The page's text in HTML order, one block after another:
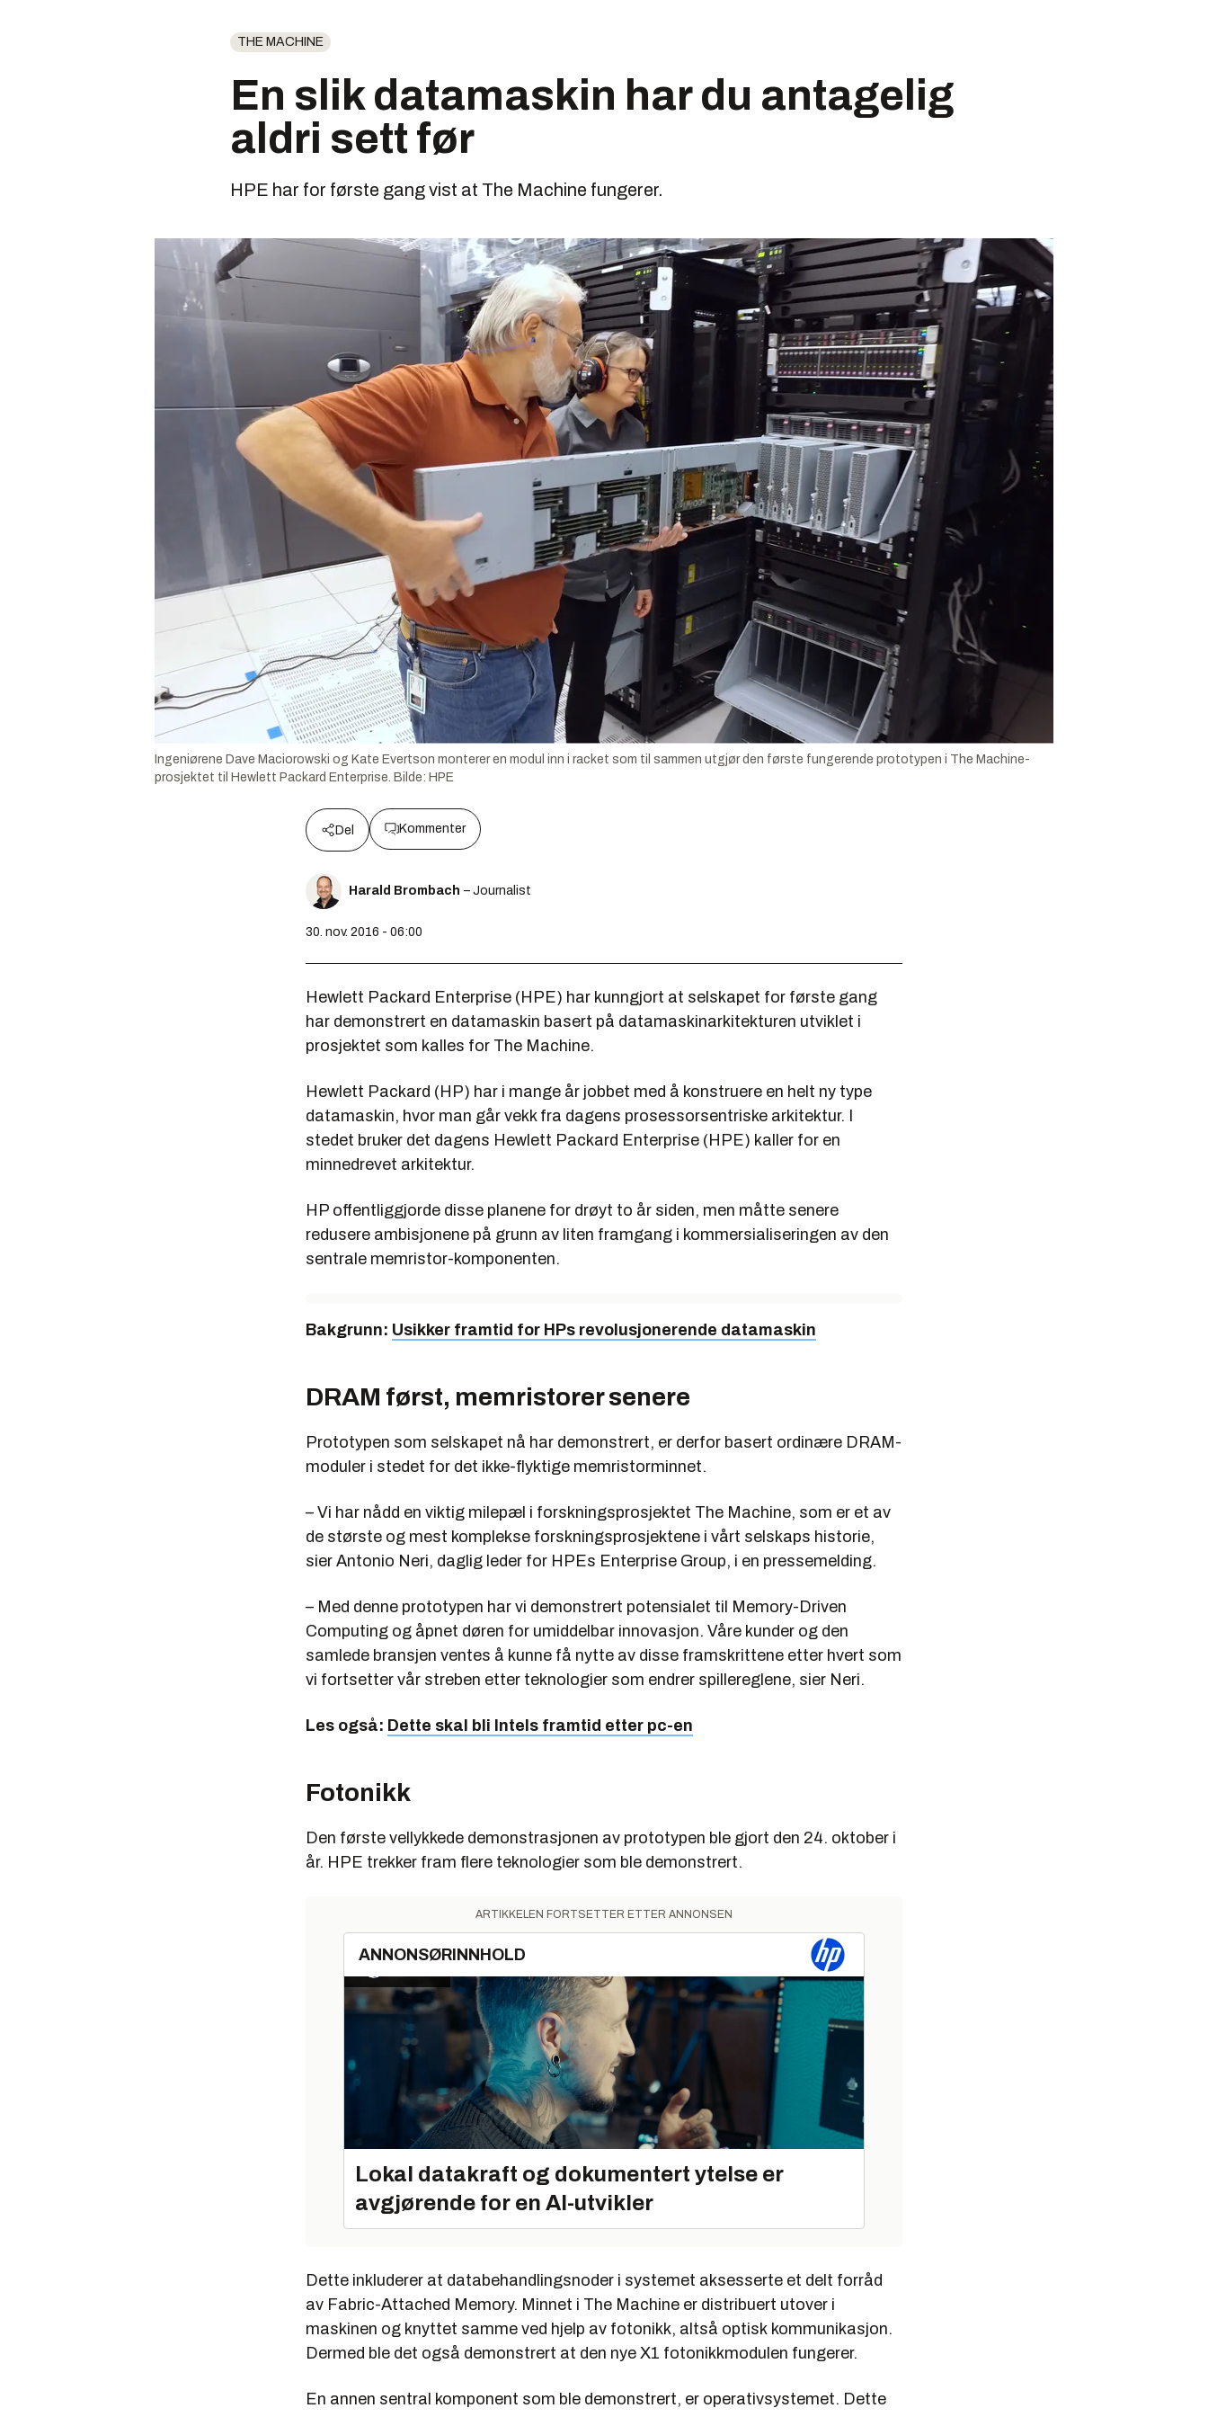
THE MACHINE
En slik datamaskin har du antagelig
aldri sett før
HPE har for første gang vist at The Machine fungerer.
Ingeniørene Dave Maciorowski og Kate Evertson monterer en modul inn i racket som til sammen utgjør den første fungerende prototypen i The Machine-
prosjektet til Hewlett Packard Enterprise. Bilde: HPE
Del Kommenter
Harald Brombach – Journalist
30. nov. 2016 - 06:00
Hewlett Packard Enterprise (HPE) har kunngjort at selskapet for første gang
har demonstrert en datamaskin basert på datamaskinarkitekturen utviklet i
prosjektet som kalles for The Machine.
Hewlett Packard (HP) har i mange år jobbet med å konstruere en helt ny type
datamaskin, hvor man går vekk fra dagens prosessorsentriske arkitektur. I
stedet bruker det dagens Hewlett Packard Enterprise (HPE) kaller for en
minnedrevet arkitektur.
HP offentliggjorde disse planene for drøyt to år siden, men måtte senere
redusere ambisjonene på grunn av liten framgang i kommersialiseringen av den
sentrale memristor-komponenten.
Bakgrunn: Usikker framtid for HPs revolusjonerende datamaskin
DRAM først, memristorer senere
Prototypen som selskapet nå har demonstrert, er derfor basert ordinære DRAM-
moduler i stedet for det ikke-flyktige memristorminnet.
– Vi har nådd en viktig milepæl i forskningsprosjektet The Machine, som er et av
de største og mest komplekse forskningsprosjektene i vårt selskaps historie,
sier Antonio Neri, daglig leder for HPEs Enterprise Group, i en pressemelding.
– Med denne prototypen har vi demonstrert potensialet til Memory-Driven
Computing og åpnet døren for umiddelbar innovasjon. Våre kunder og den
samlede bransjen ventes å kunne få nytte av disse framskrittene etter hvert som
vi fortsetter vår streben etter teknologier som endrer spillereglene, sier Neri.
Les også: Dette skal bli Intels framtid etter pc-en
Fotonikk
Den første vellykkede demonstrasjonen av prototypen ble gjort den 24. oktober i
år. HPE trekker fram flere teknologier som ble demonstrert.
ARTIKKELEN FORTSETTER ETTER ANNONSEN
ANNONSØRINNHOLD
Lokal datakraft og dokumentert ytelse er
avgjørende for en AI-utvikler
Dette inkluderer at databehandlingsnoder i systemet aksesserte et delt forråd
av Fabric-Attached Memory. Minnet i The Machine er distribuert utover i
maskinen og knyttet samme ved hjelp av fotonikk, altså optisk kommunikasjon.
Dermed ble det også demonstrert at den nye X1 fotonikkmodulen fungerer.
En annen sentral komponent som ble demonstrert, er operativsystemet. Dette